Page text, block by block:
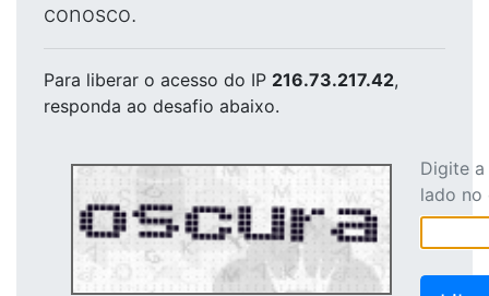
conosco.
Para liberar o acesso do IP 216.73.217.42,
responda ao desafio abaixo.
Digite
lado no